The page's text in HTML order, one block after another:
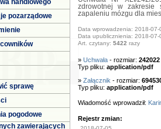
handlowego
pozarządowe
sprawę
pogodowe
zawierających
zdrowotnej w zakresie
zapaleniu mózgu dla
Data wprowadzenia: 2018-07-
Data upublicznienia: 2018-07-
Art. czytany: 5422 razy
» Uchwała- rozmiar: 242022
Typ pliku: application/pdf
» Załącznik - rozmiar:
Typ pliku: application/pdf
Wiadomość wprowadził:
Rejestr zmian: